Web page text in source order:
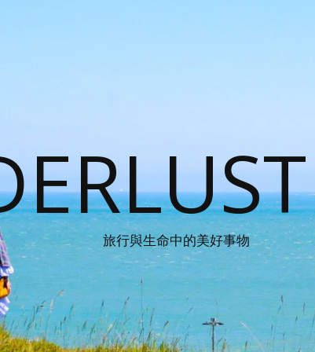
旅行與生命中的美好事物